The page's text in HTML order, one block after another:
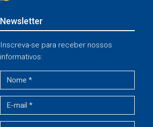
Newsletter
Inscreva-se para receber nossos
informativos: